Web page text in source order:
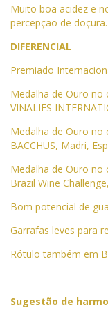
Muito boa acidez e
percepção de doçura.
DIFERENCIAL
Premiado
Medalha de Ouro no
VINALIES
Medalha de Ouro no
BACCHUS, Madri,
Medalha de Ouro no
Brazil Wine
Bom potencial de
Garrafas leves para
Rótulo também em
Sugestão de